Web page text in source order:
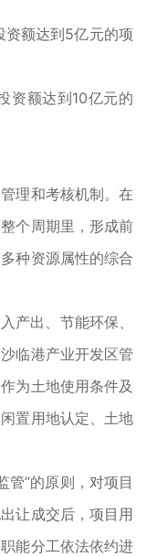
额达到5亿元的项
额达到10亿元的
理和考核机制。在
个周期里，形成前
种资源属性的综合
出、节能环保、
临港产业开发区管
为土地使用条件及
置用地认定、土地
”的原则，对项目
让成交后，项目用
能分工依法依约进